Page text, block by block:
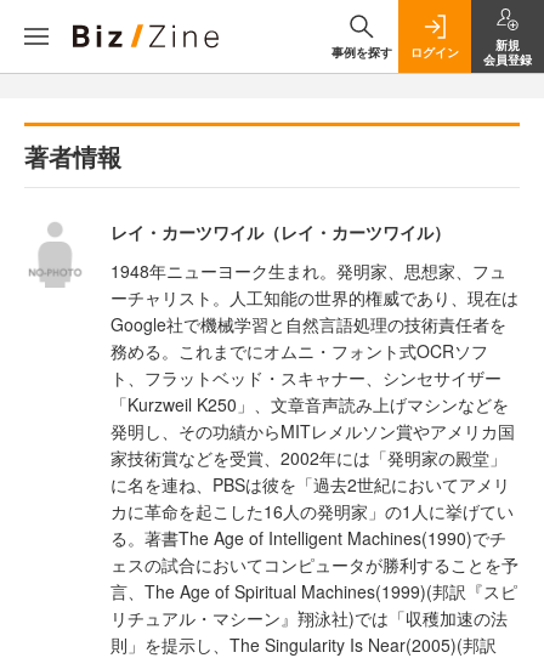
事例を探す ログイン
新規
会員登録
著者情報
レイ・カーツワイル（レイ・カーツワイル）
1948年ニューヨーク生まれ。発明家、思想家、フュ
ーチャリスト。人工知能の世界的権威であり、現在は
Google社で機械学習と自然言語処理の技術責任者を
務める。これまでにオムニ・フォント式OCRソフ
ト、フラットベッド・スキャナー、シンセサイザー
「Kurzweil K250」、文章音声読み上げマシンなどを
発明し、その功績からMITレメルソン賞やアメリカ国
家技術賞などを受賞、2002年には「発明家の殿堂」
に名を連ね、PBSは彼を「過去2世紀においてアメリ
カに革命を起こした16人の発明家」の1人に挙げてい
る。著書The Age of Intelligent Machines(1990)でチ
ェスの試合においてコンピュータが勝利することを予
言、The Age of Spiritual Machines(1999)(邦訳『スピ
リチュアル・マシーン』翔泳社)では「収穫加速の法
則」を提示し、The Singularity Is Near(2005)(邦訳